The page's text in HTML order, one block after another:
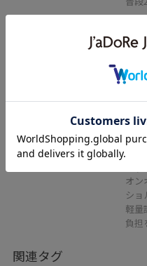
50%OFF
リ
バ
ブル
オン
ショ
軽量
負担
関連タグ